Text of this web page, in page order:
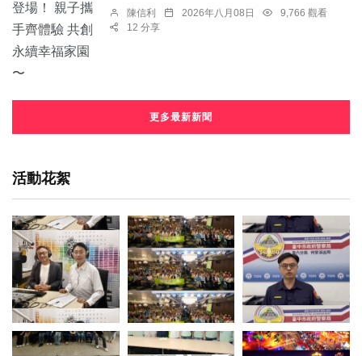
陳信利 2026年八月08日
9,766 觀看
12 分享
更多最新新聞
活動花絮